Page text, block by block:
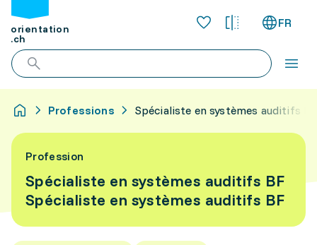
orientation
.ch
FR
Professions Spécialiste en systèmes auditifs
Profession
Spécialiste en systèmes auditifs BF
Spécialiste en systèmes auditifs BF